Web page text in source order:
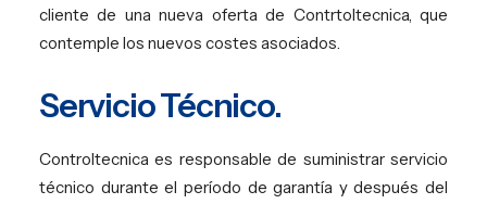
cliente de una nueva oferta de Contrtoltecnica, que
contemple los nuevos costes asociados.
Servicio Técnico.
Controltecnica es responsable de suministrar servicio
técnico durante el período de garantía y después del